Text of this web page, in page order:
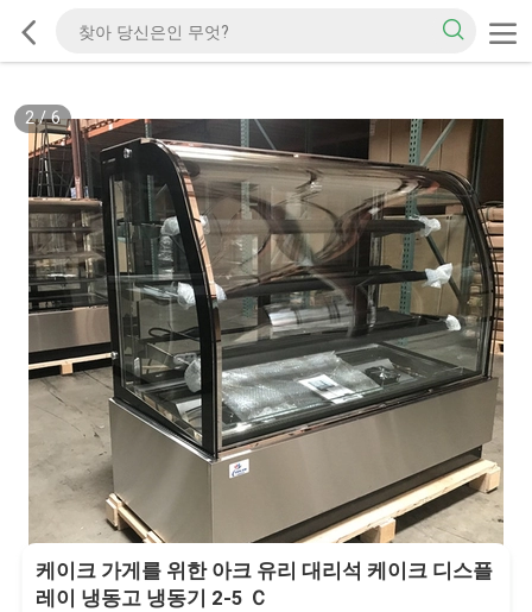
2/6
케이크 가게를 위한 아크 유리 대리석 케이크 디스플
레이 냉동고 냉동기 2-5 Ｃ